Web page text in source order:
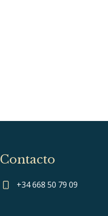
Contacto
+34 668 50 79 09